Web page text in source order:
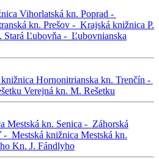
Vihorlatská kn. Poprad -
kn. Prešov - Krajská knižnica P.
Stará Ľubovňa - Ľubovnianska
Hornonitrianska kn. Trenčín -
Verejná kn. M. Rešetku
Mestská kn. Senica - Záhorská
- Mestská knižnica Mestská kn.
Kn. J. Fándlyho